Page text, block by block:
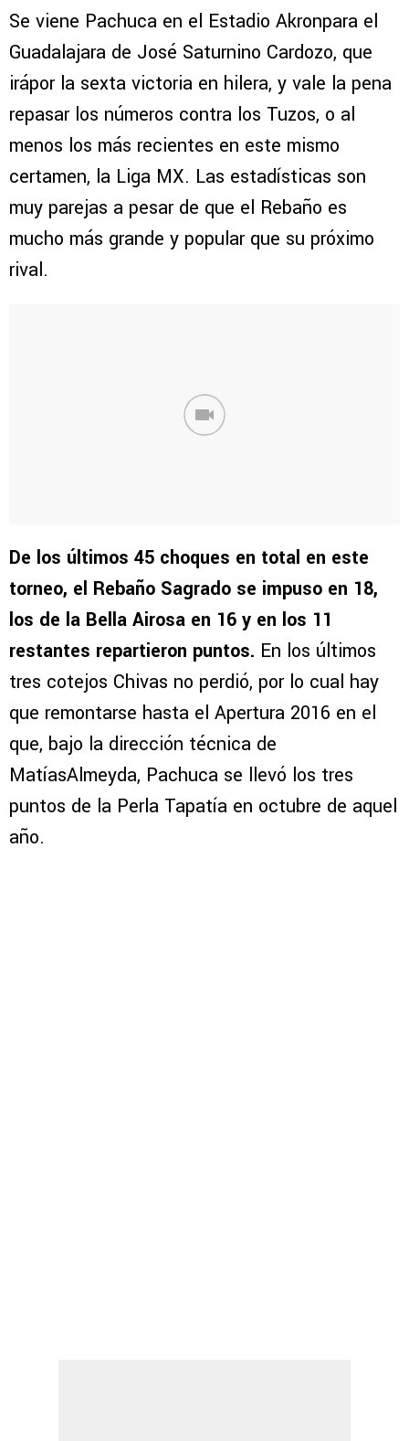
Se viene Pachuca en el Estadio Akronpara el
Guadalajara de José Saturnino Cardozo, que
irápor la sexta victoria en hilera, y vale la pena
repasar los números contra los Tuzos, o al
menos los más recientes en este mismo
certamen, la Liga MX. Las estadísticas son
muy parejas a pesar de que el Rebaño es
mucho más grande y popular que su próximo
rival.
De los últimos 45 choques en total en este
torneo, el Rebaño Sagrado se impuso en 18,
los de la Bella Airosa en 16 y en los 11
restantes repartieron puntos. En los últimos
tres cotejos Chivas no perdió, por lo cual hay
que remontarse hasta el Apertura 2016 en el
que, bajo la dirección técnica de
MatíasAlmeyda, Pachuca se llevó los tres
puntos de la Perla Tapatía en octubre de aquel
año.